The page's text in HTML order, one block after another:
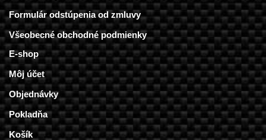
Formulár odstúpenia od zmluvy
Všeobecné obchodné podmienky
E-shop
Môj účet
Objednávky
Pokladňa
Košík